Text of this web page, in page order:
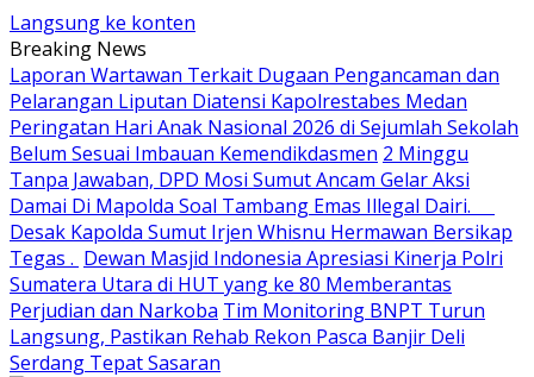
Langsung ke konten
Breaking News
Laporan Wartawan Terkait Dugaan Pengancaman dan
Pelarangan Liputan Diatensi Kapolrestabes Medan
Peringatan Hari Anak Nasional 2026 di Sejumlah Sekolah
Belum Sesuai Imbauan Kemendikdasmen 2 Minggu
Tanpa Jawaban, DPD Mosi Sumut Ancam Gelar Aksi
Damai Di Mapolda Soal Tambang Emas Illegal Dairi.
Desak Kapolda Sumut Irjen Whisnu Hermawan Bersikap
Tegas . Dewan Masjid Indonesia Apresiasi Kinerja Polri
Sumatera Utara di HUT yang ke 80 Memberantas
Perjudian dan Narkoba Tim Monitoring BNPT Turun
Langsung, Pastikan Rehab Rekon Pasca Banjir Deli
Serdang Tepat Sasaran